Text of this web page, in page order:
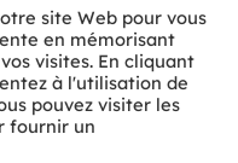
droits réservés.
site Web pour vous
en mémorisant
visites. En cliquant
à l'utilisation de
pouvez visiter les
fournir un